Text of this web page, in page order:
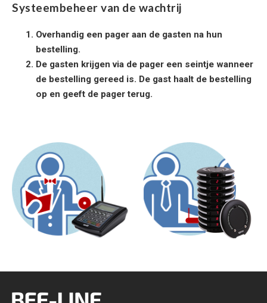
Systeembeheer van de wachtrij
Overhandig een pager aan de gasten na hun
bestelling.
De gasten krijgen via de pager een seintje wanneer
de bestelling gereed is. De gast haalt de bestelling
op en geeft de pager terug.